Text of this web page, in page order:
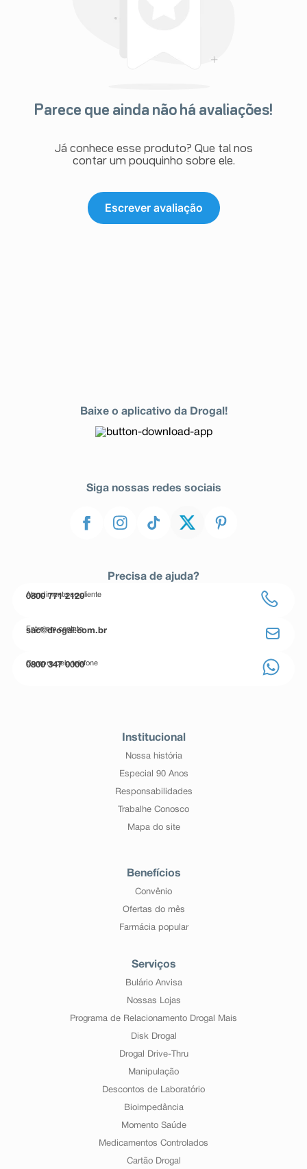
Parece que ainda não há avaliações!
Já conhece esse produto? Que tal nos
contar um pouquinho sobre ele.
Escrever avaliação
Baixe o aplicativo da Drogal!
Siga nossas redes sociais
Precisa de ajuda?
Atendimento ao cliente
0800 771 2120
Entre em contato
sac@drogal.com.br
Compre pelo telefone
0800 347 0000
Institucional
Nossa história
Especial 90 Anos
Responsabilidades
Trabalhe Conosco
Mapa do site
Benefícios
Convênio
Ofertas do mês
Farmácia popular
Serviços
Bulário Anvisa
Nossas Lojas
Programa de Relacionamento Drogal Mais
Disk Drogal
Drogal Drive-Thru
Manipulação
Descontos de Laboratório
Bioimpedância
Momento Saúde
Medicamentos Controlados
Cartão Drogal